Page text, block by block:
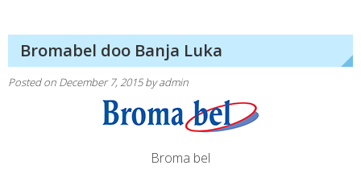
Bromabel doo Banja Luka
Posted on December 7, 2015byadmin
Broma bel